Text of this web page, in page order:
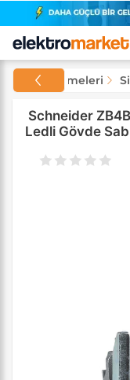
Şalt Malzemeleri
Schneider
Ledli Gövde